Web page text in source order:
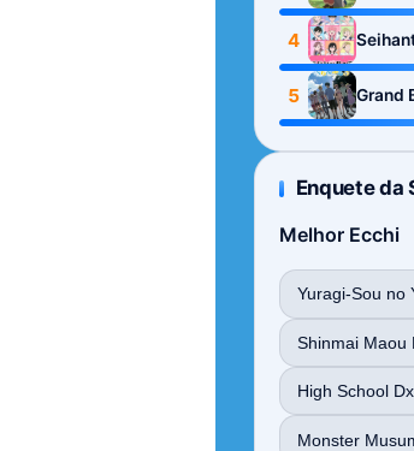
4
Season
5 Grand
Enquete da
Melhor Ecchi
Yuragi-Sou no
Shinmai Maou
High School
Monster